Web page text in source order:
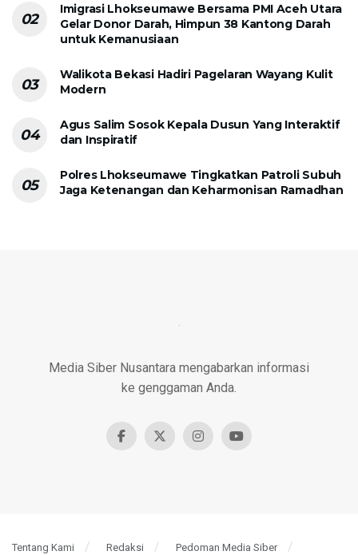
Imigrasi Lhokseumawe Bersama PMI Aceh Utara
Gelar Donor Darah, Himpun 38 Kantong Darah
untuk Kemanusiaan
Walikota Bekasi Hadiri Pagelaran Wayang Kulit
Modern
Agus Salim Sosok Kepala Dusun Yang Interaktif
dan Inspiratif
Polres Lhokseumawe Tingkatkan Patroli Subuh
Jaga Ketenangan dan Keharmonisan Ramadhan
Media Siber Nusantara mengabarkan informasi
ke genggaman Anda.
Tentang Kami Redaksi Pedoman Media Siber